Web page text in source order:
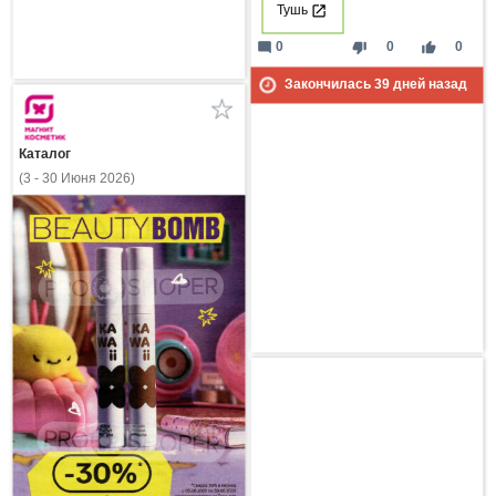
Тушь
thumb_down 0 thumb_up 0
mode_comment 0
Закончилась 39дней назад
Каталог
(3 - 30 Июня 2026)